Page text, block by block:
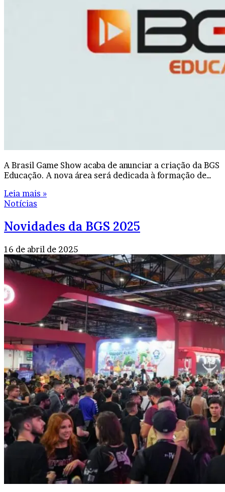
A Brasil Game Show acaba de anunciar a criação da BGS
Educação. A nova área será dedicada à formação de…
Leia mais »
Notícias
Novidades da BGS 2025
16 de abril de 2025